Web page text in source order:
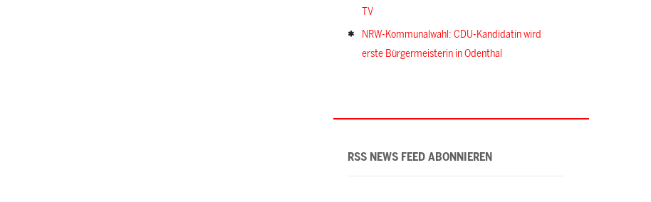
TV
NRW-Kommunalwahl: CDU-Kandidatin wird
erste Bürgermeisterin in Odenthal
RSS NEWS FEED ABONNIEREN